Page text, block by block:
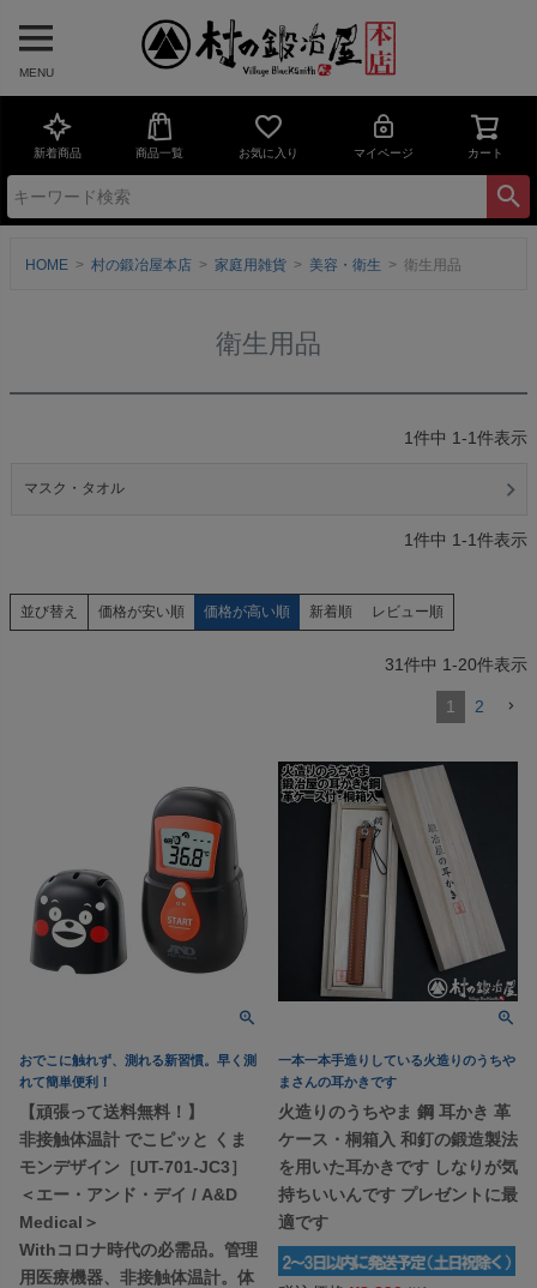
MENU
新着商品 商品一覧 お気に入り マイページ カート
HOME 村の鍛冶屋本店 家庭用雑貨 美容・衛生 衛生用品
衛生用品
1件中 1-1件表示
マスク・タオル
1件中 1-1件表示
並び替え 価格が安い順 価格が高い順 新着順 レビュー順
31件中 1-20件表示
1 2
おでこに触れず、測れる新習慣。早く測
れて簡単便利！
【頑張って送料無料！】
非接触体温計 でこピッと くま
モンデザイン［UT-701-JC3］
＜エー・アンド・デイ / A&D
Medical＞
Withコロナ時代の必需品。管理
用医療機器、非接触体温計。体
一本一本手造りしている火造りのうちや
まさんの耳かきです
火造りのうちやま 鋼 耳かき 革
ケース・桐箱入 和釘の鍛造製法
を用いた耳かきです しなりが気
持ちいいんです プレゼントに最
適です